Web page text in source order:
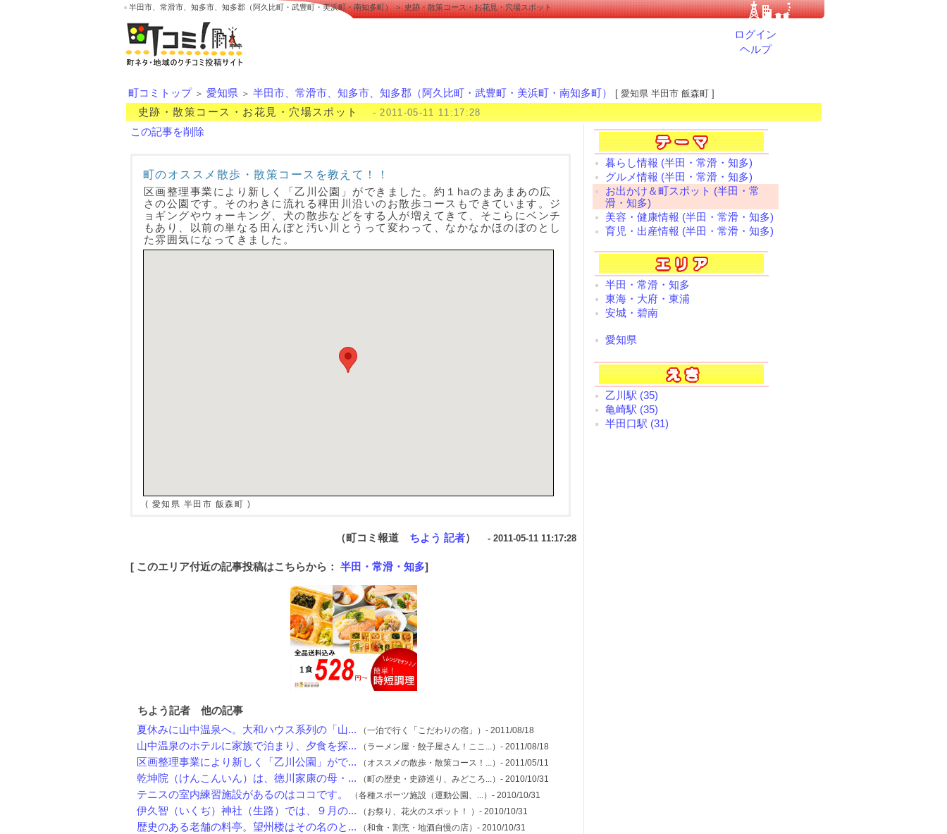
半田市、常滑市、知多市、知多郡（阿久比町・武豊町・美浜町・南知多町） ＞ 史跡・散策コース・お花見・穴場スポット
ログイン
ヘルプ
町コミトップ ＞ 愛知県 ＞ 半田市、常滑市、知多市、知多郡（阿久比町・武豊町・美浜町・南知多町） [ 愛知県 半田市 飯森町 ]
史跡・散策コース・お花見・穴場スポット - 2011-05-11 11:17:28
この記事を削除
町のオススメ散歩・散策コースを教えて！！
区画整理事業により新しく「乙川公園」ができました。約１haのまあまあの広
さの公園です。そのわきに流れる稗田川沿いのお散歩コースもできています。ジ
ョギングやウォーキング、犬の散歩などをする人が増えてきて、そこらにベンチ
もあり、以前の単なる田んぼと汚い川とうって変わって、なかなかほのぼのとし
た雰囲気になってきました。
( 愛知県 半田市 飯森町 )
（町コミ報道 ちよう 記者） - 2011-05-11 11:17:28
[ このエリア付近の記事投稿はこちらから： 半田・常滑・知多]
ちよう記者 他の記事
夏休みに山中温泉へ。大和ハウス系列の「山... （一泊で行く「こだわりの宿」）- 2011/08/18
山中温泉のホテルに家族で泊まり、夕食を探... （ラーメン屋・餃子屋さん！ここ...）- 2011/08/18
区画整理事業により新しく「乙川公園」がで... （オススメの散歩・散策コース！...）- 2011/05/11
乾坤院（けんこんいん）は、徳川家康の母・... （町の歴史・史跡巡り、みどころ...）- 2010/10/31
テニスの室内練習施設があるのはココです。 （各種スポーツ施設（運動公園、...）- 2010/10/31
伊久智（いくぢ）神社（生路）では、９月の... （お祭り、花火のスポット！ ）- 2010/10/31
歴史のある老舗の料亭。望州楼はその名のと... （和食・割烹・地酒自慢の店）- 2010/10/31
暮らし情報 (半田・常滑・知多)
グルメ情報 (半田・常滑・知多)
お出かけ＆町スポット (半田・常
滑・知多)
美容・健康情報 (半田・常滑・知多)
育児・出産情報 (半田・常滑・知多)
半田・常滑・知多
東海・大府・東浦
安城・碧南
愛知県
乙川駅 (35)
亀崎駅 (35)
半田口駅 (31)